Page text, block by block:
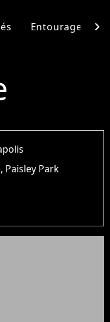
Entourage chevron_right
Paisley Park